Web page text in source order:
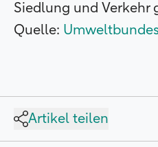
Siedlung und Verkehr
Quelle:
Artikel teilen